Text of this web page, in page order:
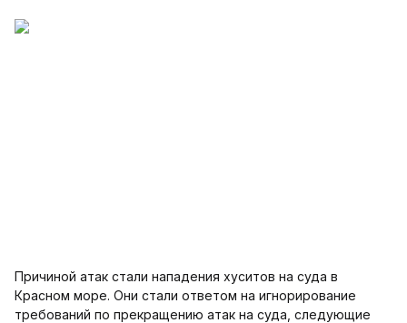
Причиной атак стали нападения хуситов на суда в
Красном море. Они стали ответом на игнорирование
требований по прекращению атак на суда, следующие